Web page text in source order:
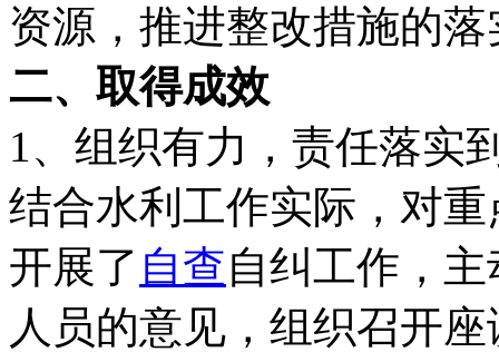
资源，推进整改措施的落
二、取得成效
1、组织有力，责任落实
结合水利工作实际，对
开展了 自查自纠工作，
人员的意见，组织召开